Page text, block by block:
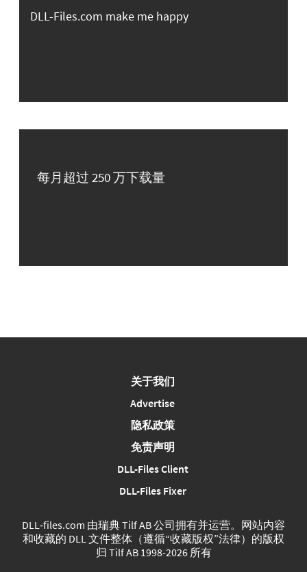
DLL-Files.com make me happy
每月超过 250 万下载量
关于我们
Advertise
隐私政策
免责声明
DLL-Files Client
DLL-Files Fixer
DLL‑files.com 由瑞典 Tilf AB 公司拥有并运营。网站内容
和收藏的 DLL 文件整体（遵循“收藏版权”法律）的版权
归 Tilf AB 1998-2026 所有